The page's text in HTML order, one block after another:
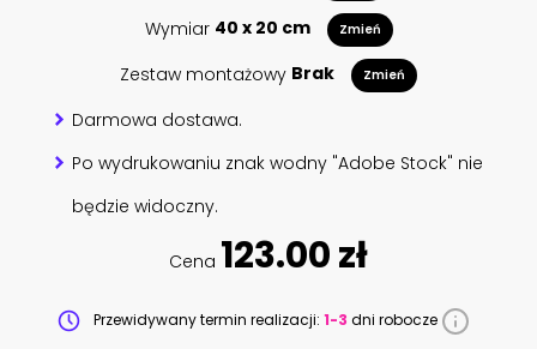
Wymiar 40 x 20 cm Zmień
Zestaw montażowy Brak Zmień
Darmowa dostawa.
Po wydrukowaniu znak wodny "Adobe Stock" nie
będzie widoczny.
Cena 123.00 zł
Przewidywany termin realizacji: 1-3 dni robocze